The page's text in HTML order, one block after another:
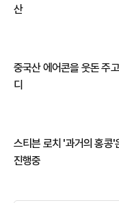
산
중국산 에어콘을 웃돈 주
디
스티븐 로치 '과거의 홍콩
진행중